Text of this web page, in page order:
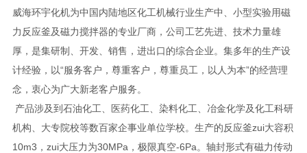
威海环宇化机为中国内陆地区化工机械行业生产中、小型实验用磁
力反应釜及磁力搅拌器的专业厂商，公司工艺先进、技术力量雄
厚，是集研制、开发、销售，进出口的综合企业。集多年的生产设
计经验，以“服务客户，尊重客户，尊重员工，以人为本”的经营理
念，衷心为广大新老客户服务。
产品涉及到石油化工、医药化工、染料化工、冶金化学及化工科研
机构、大专院校等数百家企事业单位学校。生产的反应釜zui大容积
10m3，zui大压力为30MPa，极限真空-6Pa。轴封形式有磁力传动